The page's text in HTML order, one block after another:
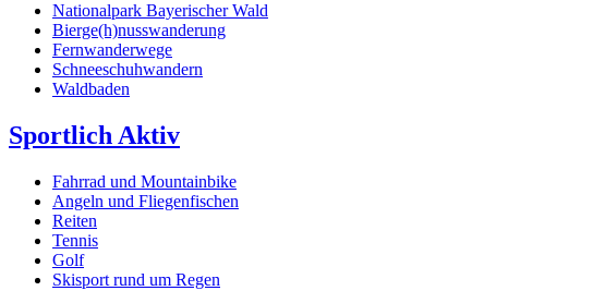
Nationalpark Bayerischer Wald
Bierge(h)nusswanderung
Fernwanderwege
Schneeschuhwandern
Waldbaden
Sportlich Aktiv
Fahrrad und Mountainbike
Angeln und Fliegenfischen
Reiten
Tennis
Golf
Skisport rund um Regen